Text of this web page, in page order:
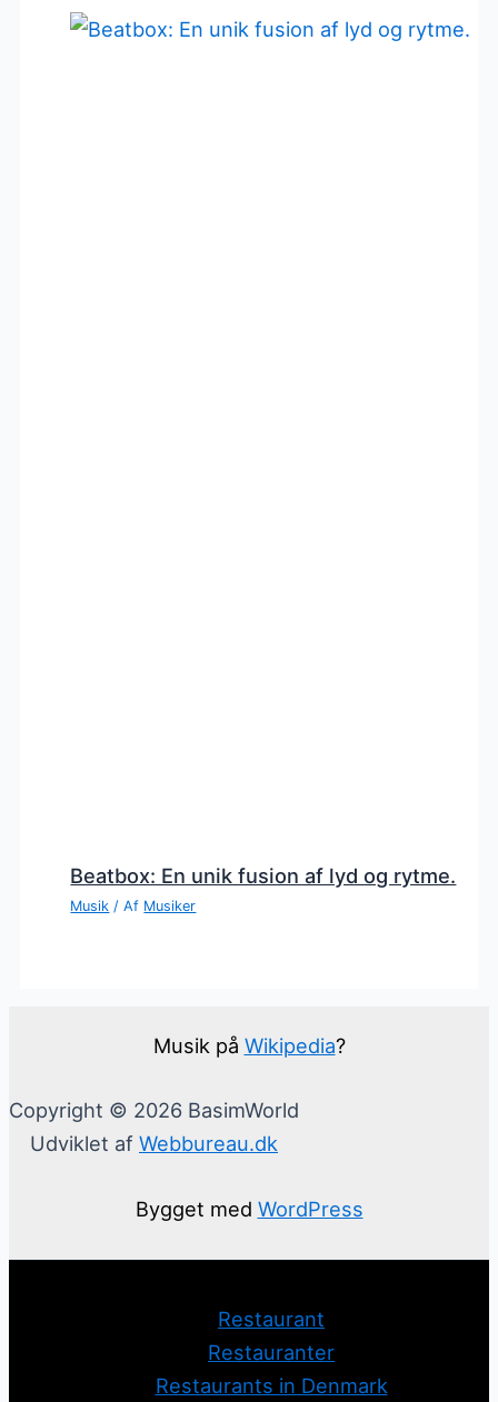
Beatbox: En unik fusion af lyd og rytme.
Musik / Af Musiker
Musik på Wikipedia?
Copyright © 2026 BasimWorld
Udviklet af Webbureau.dk
Bygget med WordPress
Restaurant
Restauranter
Restaurants in Denmark